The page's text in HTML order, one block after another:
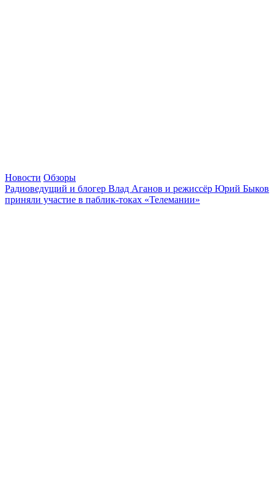
Новости Обзоры
Радиоведущий и блогер Влад Аганов и режиссёр Юрий Быков
приняли участие в паблик-токах «Телемании»